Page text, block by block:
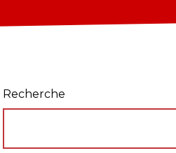
Recherche